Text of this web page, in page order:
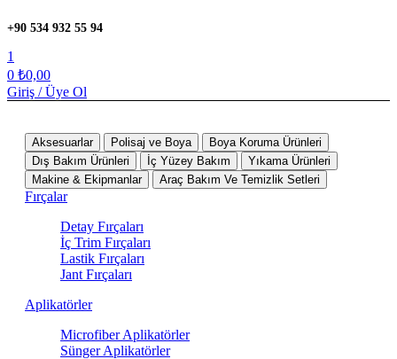
+90 534 932 55 94
1
0 ₺0,00
Giriş / Üye Ol
Aksesuarlar Polisaj ve Boya
Boya Koruma Ürünleri
Dış Bakım Ürünleri
İç Yüzey Bakım
Yıkama Ürünleri
Makine & Ekipmanlar
Araç Bakım Ve Temizlik Setleri
Fırçalar
Detay Fırçaları
İç Trim Fırçaları
Lastik Fırçaları
Jant Fırçaları
Aplikatörler
Microfiber Aplikatörler
Sünger Aplikatörler